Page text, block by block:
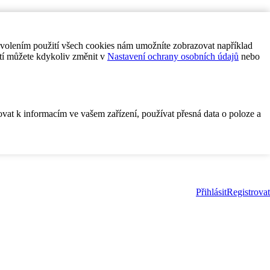
použití všech cookies nám umožníte zobrazovat například
můžete kdykoliv změnit v Nastavení ochrany osobních údajů nebo
k informacím ve vašem zařízení, používat přesná data o poloze a
PřihlásitRegistrovat